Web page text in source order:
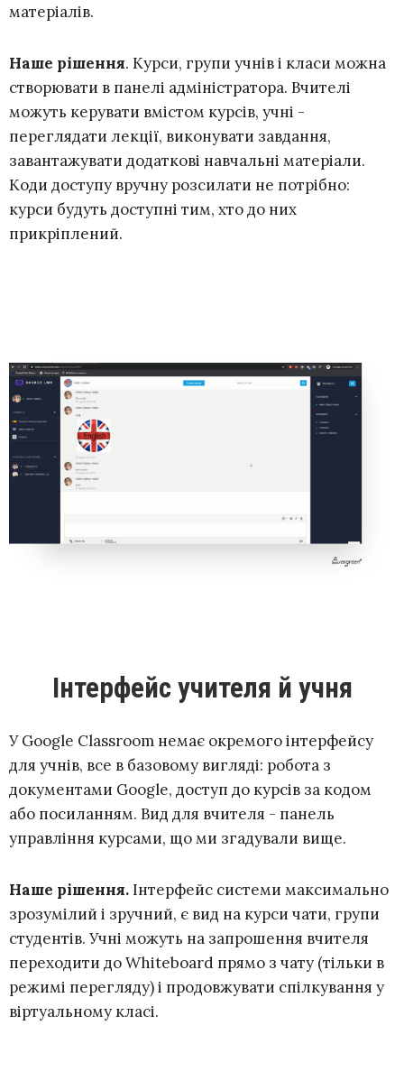
матеріалів.
Наше рішення. Курси, групи учнів і класи можна
створювати в панелі адміністратора. Вчителі
можуть керувати вмістом курсів, учні -
переглядати лекції, виконувати завдання,
завантажувати додаткові навчальні матеріали.
Коди доступу вручну розсилати не потрібно:
курси будуть доступні тим, хто до них
прикріплений.
Інтерфейс учителя й учня
У Google Classroom немає окремого інтерфейсу
для учнів, все в базовому вигляді: робота з
документами Google, доступ до курсів за кодом
або посиланням. Вид для вчителя - панель
управління курсами, що ми згадували вище.
Наше рішення.Інтерфейс системи максимально
зрозумілий і зручний, є вид на курси чати, групи
студентів. Учні можуть на запрошення вчителя
переходити до Whiteboard прямо з чату (тільки в
режимі перегляду) і продовжувати спілкування у
віртуальному класі.